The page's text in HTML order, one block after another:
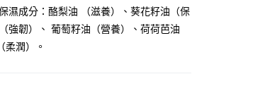
含以上)免運費
濕成分：酪梨油 （滋養）、葵花籽油（保
強韌）、 葡萄籽油（營養）、荷荷芭油
柔潤）。